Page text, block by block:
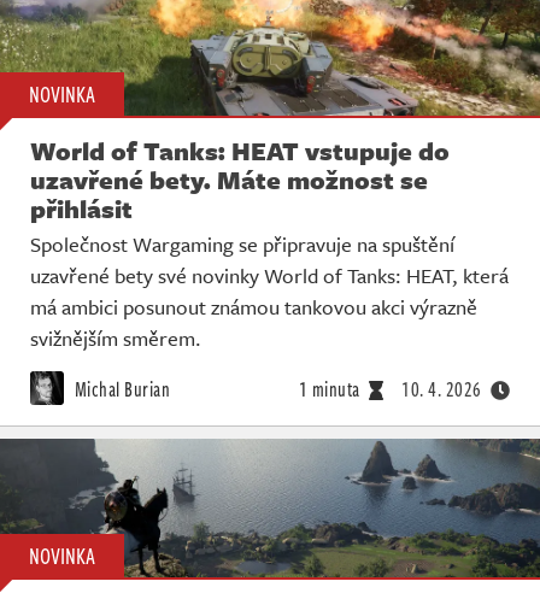
NOVINKA
World of Tanks: HEAT vstupuje do
uzavřené bety. Máte možnost se
přihlásit
Společnost Wargaming se připravuje na spuštění
uzavřené bety své novinky World of Tanks: HEAT, která
má ambici posunout známou tankovou akci výrazně
svižnějším směrem.
Michal Burian 1 minuta 10. 4. 2026
NOVINKA